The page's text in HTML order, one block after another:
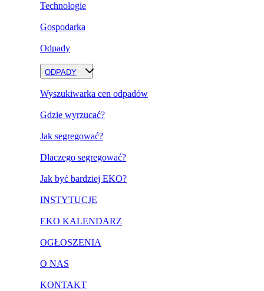
Technologie
Gospodarka
Odpady
ODPADY
Wyszukiwarka cen odpadów
Gdzie wyrzucać?
Jak segregować?
Dlaczego segregować?
Jak być bardziej EKO?
INSTYTUCJE
EKO KALENDARZ
OGŁOSZENIA
O NAS
KONTAKT